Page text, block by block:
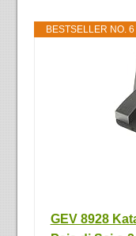
BESTSELLER NO. 6
GEV 8928